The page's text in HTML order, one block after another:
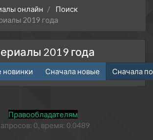
онлайн
Поиск
2019 года
2019 года
новинки Сначала новые Сначала
Правообладателям
0, время: 0.0489